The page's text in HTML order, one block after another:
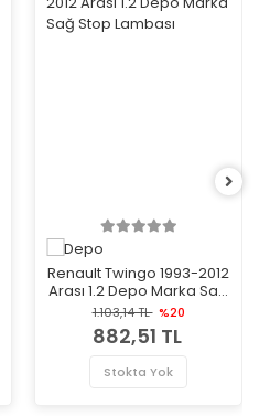
Renault Twingo 1993-2012
Arası 1.2 Depo Marka Sağ
Stop Lambası
1.103,14 TL %20
882,51 TL
Stokta Yok